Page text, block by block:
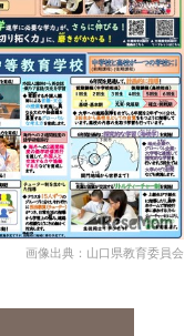
画像出典：山口県教育委員会